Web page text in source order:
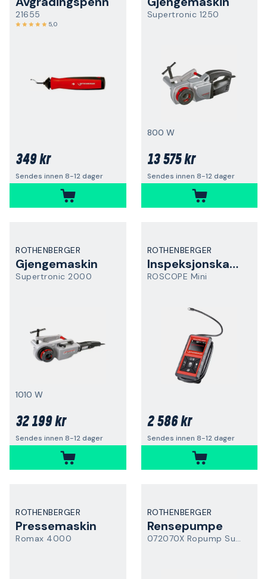
21655
5,0
349 kr
Sendes innen 8-12 dager
Supertronic 1250
800 W
13 575 kr
Sendes innen 8-12 dager
ROTHENBERGER
Gjengemaskin
Supertronic 2000
1010 W
32 199 kr
Sendes innen 8-12 dager
ROTHENBERGER
Inspeksjonskamera
ROSCOPE Mini
2 586 kr
Sendes innen 8-12 dager
ROTHENBERGER
Pressemaskin
Romax 4000
ROTHENBERGER
Rensepumpe
072070X Ropump Super Plus